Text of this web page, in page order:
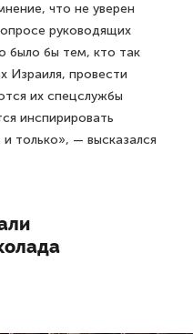
что не уверен
руководящих
было бы тем, кто так
Израиля, провести
их спецслужбы
инспирировать
только», — высказался